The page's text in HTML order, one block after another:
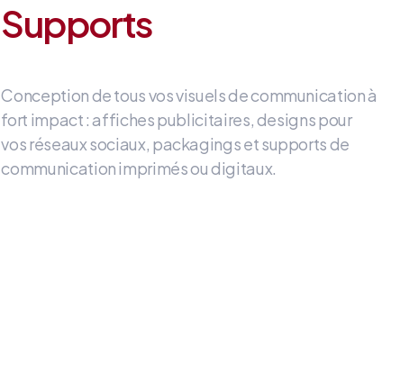
Supports
Conception de tous vos visuels de communication à
fort impact: affiches publicitaires, designs pour
vos réseaux sociaux, packagings et supports de
communication imprimés ou digitaux.